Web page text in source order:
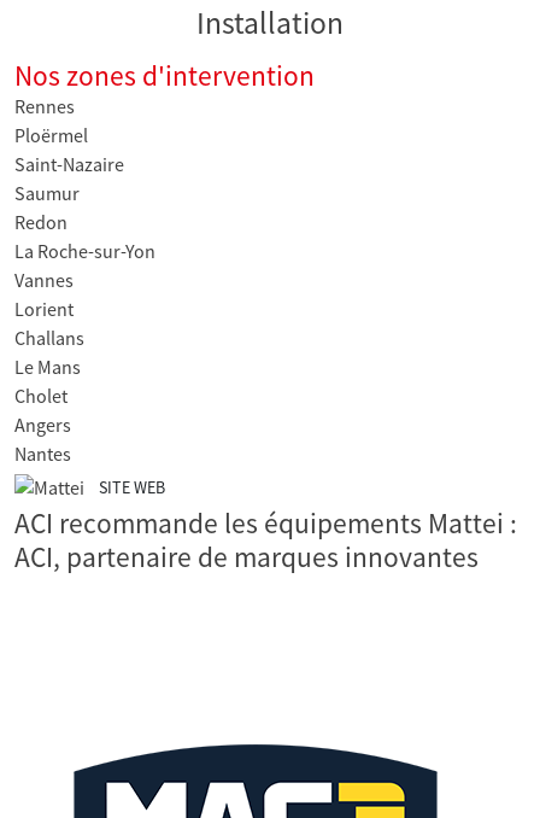
Installation
Nos zones d'intervention
Rennes
Ploërmel
Saint-Nazaire
Saumur
Redon
La Roche-sur-Yon
Vannes
Lorient
Challans
Le Mans
Cholet
Angers
Nantes
SITE WEB
ACI recommande les équipements Mattei :
ACI, partenaire de marques innovantes